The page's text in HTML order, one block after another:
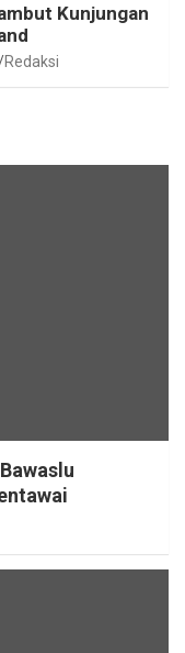
Kunjungan
Redaksi